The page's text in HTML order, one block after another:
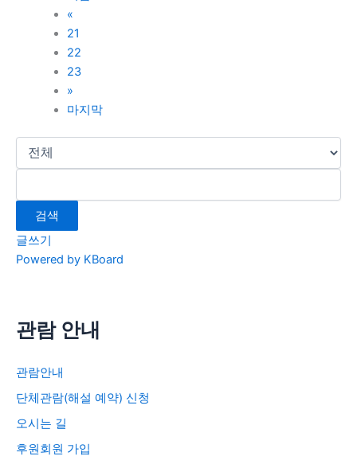
«
21
22
23
»
마지막
검색
글쓰기
Powered by KBoard
관람 안내
관람안내
단체관람(해설 예약) 신청
오시는 길
후원회원 가입